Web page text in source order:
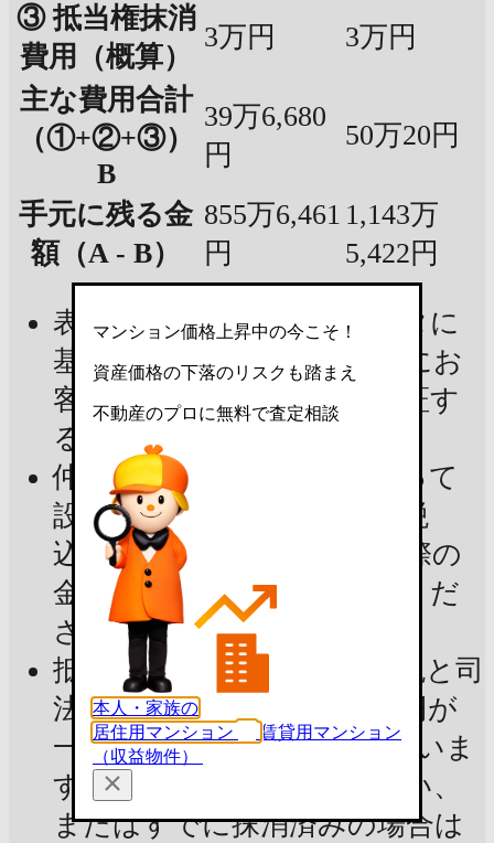
③ 抵当権抹消
費用（概算）
3万円
3万円
主な費用合計
（①+②+③）
B
39万6,680
円
50万20円
手元に残る金
額（A - B）
855万6,461
円
1,143万
5,422円
表示金額は現在の市場データに
基づいた試算であり、実際にお
客様の手元に残る金額を保証す
るものではありません
仲介手数料：宅建業法によって
設定された上限金額（消費税
込）で試算しています。実際の
金額は不動産会社にご確認くだ
さい
抵当権抹消費用：登録免許税と司
法書士報酬の合計で2〜3万円が
一般的で、3万円で試算していま
す。抵当権を設定していない、
またはすでに抹消済みの場合は
マンション価格上昇中の今こそ！
資産価格の下落のリスクも踏まえ
不動産のプロに無料で査定相談
本人・家族の
居住用マンション
賃貸用マンション
（収益物件）